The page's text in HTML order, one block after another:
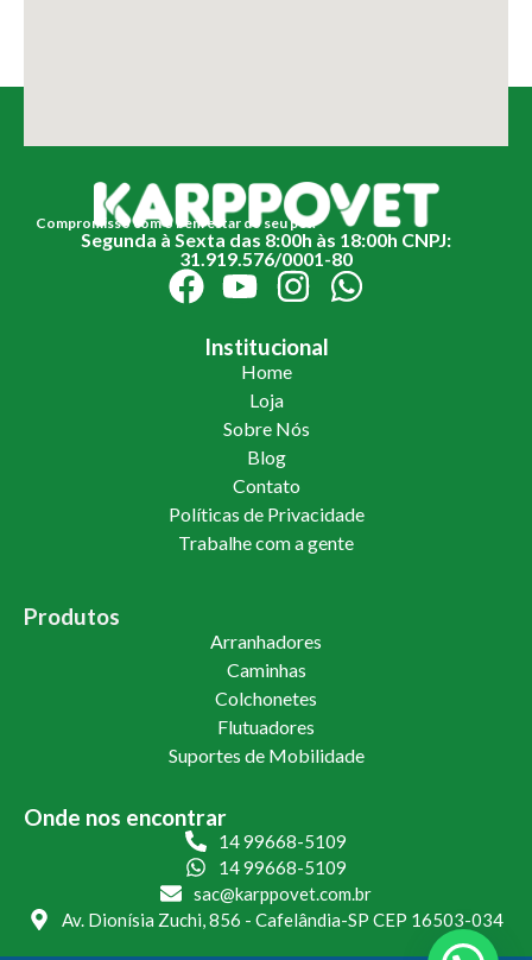
Compromisso com o bem estar do seu pet.
Segunda à Sexta das 8:00h às 18:00h CNPJ:
31.919.576/0001-80
Institucional
Home
Loja
Sobre Nós
Blog
Contato
Políticas de Privacidade
Trabalhe com a gente
Produtos
Arranhadores
Caminhas
Colchonetes
Flutuadores
Suportes de Mobilidade
Onde nos encontrar
14 99668-5109
14 99668-5109
sac@karppovet.com.br
Av. Dionísia Zuchi, 856 - Cafelândia-SP CEP 16503-034